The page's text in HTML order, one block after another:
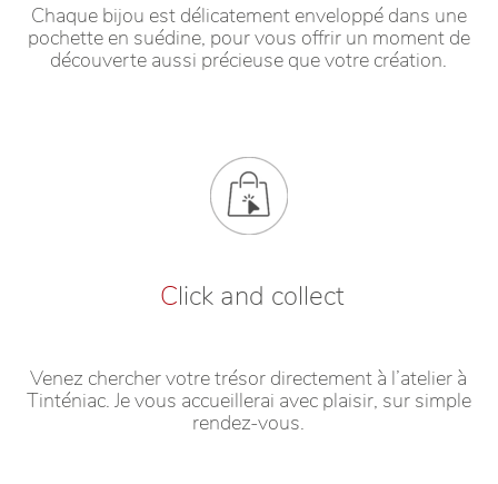
Chaque bijou est délicatement enveloppé dans une
pochette en suédine, pour vous offrir un moment de
découverte aussi précieuse que votre création.
Click and collect
Venez chercher votre trésor directement à l’atelier à
Tinténiac. Je vous accueillerai avec plaisir, sur simple
rendez-vous.